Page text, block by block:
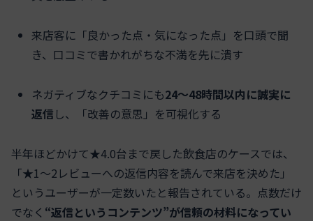
来店客に「良かった点・気になった点」を口頭で聞
き、口コミで書かれがちな不満を先に潰す
ネガティブなクチコミにも24～48時間以内に誠実に
返信 し、「改善の意思」を可視化する
半年ほどかけて★4.0台まで戻した飲食店のケースでは、
「★1～2レビューへの返信内容を読んで来店を決めた」
というユーザーが一定数いたと報告されている。点数だけ
でなく “返信というコンテンツ”が信頼の材料になってい